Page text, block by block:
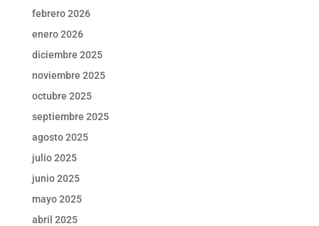
febrero 2026
enero 2026
diciembre 2025
noviembre 2025
octubre 2025
septiembre 2025
agosto 2025
julio 2025
junio 2025
mayo 2025
abril 2025